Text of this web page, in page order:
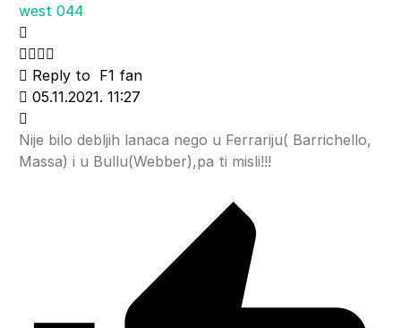
west 044
Reply to F1 fan
05.11.2021. 11:27
Nije bilo debljih lanaca nego u Ferrariju( Barrichello,
Massa) i u Bullu(Webber),pa ti misli!!!